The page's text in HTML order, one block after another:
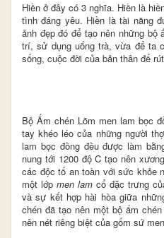
Hiền ở đây có 3 nghĩa. Hiền là
tình đáng yêu. Hiền là tài năng
ảnh đẹp đó để tạo nên những
trí, sử dụng uống trà, vừa để ta
sống, cuộc đời của bản thân để
Bộ Ấm chén Lõm men lam bọc
tay khéo léo của những người
lam bọc đồng đều được làm
nung tới 1200 độ C tạo nên
các độc tố an toàn với sức khỏe
một lớp men lam cổ đặc trưng
và sự kết hợp hài hòa giữa
chén đã tạo nên một bộ ấm
nên nét riêng biệt của gốm sứ